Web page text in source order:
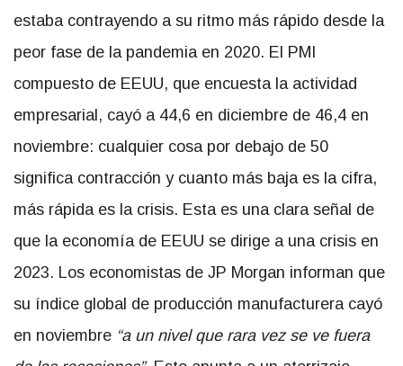
estaba contrayendo a su ritmo más rápido desde la
peor fase de la pandemia en 2020. El PMI
compuesto de EEUU, que encuesta la actividad
empresarial, cayó a 44,6 en diciembre de 46,4 en
noviembre: cualquier cosa por debajo de 50
significa contracción y cuanto más baja es la cifra,
más rápida es la crisis. Esta es una clara señal de
que la economía de EEUU se dirige a una crisis en
2023. Los economistas de JP Morgan informan que
su índice global de producción manufacturera cayó
en noviembre “a un nivel que rara vez se ve fuera